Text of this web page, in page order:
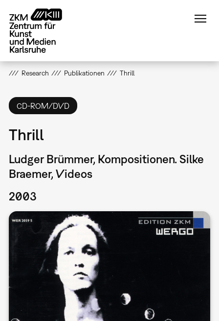
zum
Inhalt
Research Publikationen Thrill
CD-ROM/DVD
Thrill
Ludger Brümmer, Kompositionen. Silke
Braemer, Videos
2003